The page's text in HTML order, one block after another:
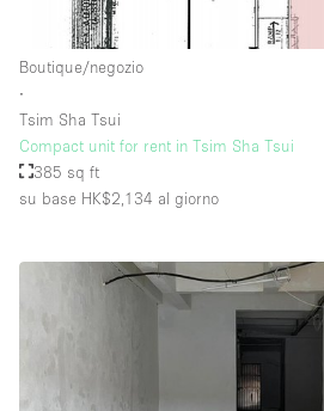
Seminterrato
Piano terra su corte
Centro commerciale
Boutique/negozio
∙
Tsim Sha Tsui
Compact unit for rent in Tsim Sha Tsui
385 sq ft
su base HK$2,134 al giorno